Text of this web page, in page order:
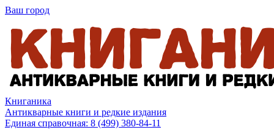
Ваш город
Книганика
Антикварные книги и редкие издания
Единая справочная: 8 (499) 380-84-11